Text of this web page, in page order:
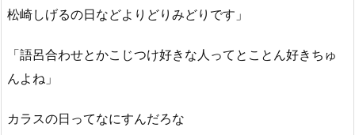
松崎しげるの日などよりどりみどりです」
「語呂合わせとかこじつけ好きな人ってとことん好きちゅ
んよね」
カラスの日ってなにすんだろな